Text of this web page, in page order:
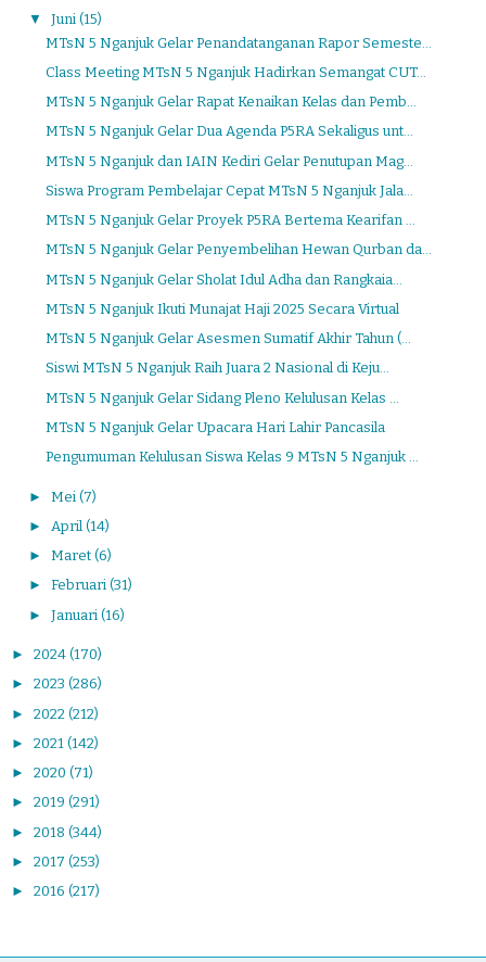
▼ Juni (15)
MTsN 5 Nganjuk Gelar Penandatanganan Rapor Semeste...
Class Meeting MTsN 5 Nganjuk Hadirkan Semangat CUT...
MTsN 5 Nganjuk Gelar Rapat Kenaikan Kelas dan Pemb...
MTsN 5 Nganjuk Gelar Dua Agenda P5RA Sekaligus unt...
MTsN 5 Nganjuk dan IAIN Kediri Gelar Penutupan Mag...
Siswa Program Pembelajar Cepat MTsN 5 Nganjuk Jala...
MTsN 5 Nganjuk Gelar Proyek P5RA Bertema Kearifan ...
MTsN 5 Nganjuk Gelar Penyembelihan Hewan Qurban da...
MTsN 5 Nganjuk Gelar Sholat Idul Adha dan Rangkaia...
MTsN 5 Nganjuk Ikuti Munajat Haji 2025 Secara Virtual
MTsN 5 Nganjuk Gelar Asesmen Sumatif Akhir Tahun (...
Siswi MTsN 5 Nganjuk Raih Juara 2 Nasional di Keju...
MTsN 5 Nganjuk Gelar Sidang Pleno Kelulusan Kelas ...
MTsN 5 Nganjuk Gelar Upacara Hari Lahir Pancasila
Pengumuman Kelulusan Siswa Kelas 9 MTsN 5 Nganjuk ...
► Mei (7)
► April (14)
► Maret (6)
► Februari (31)
► Januari (16)
► 2024 (170)
► 2023 (286)
► 2022 (212)
► 2021 (142)
► 2020 (71)
► 2019 (291)
► 2018 (344)
► 2017 (253)
► 2016 (217)